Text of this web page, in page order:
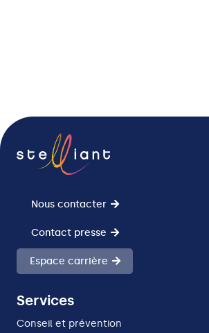
Nous contacter
Contact presse
Espace carrière
Services
Conseil et prévention